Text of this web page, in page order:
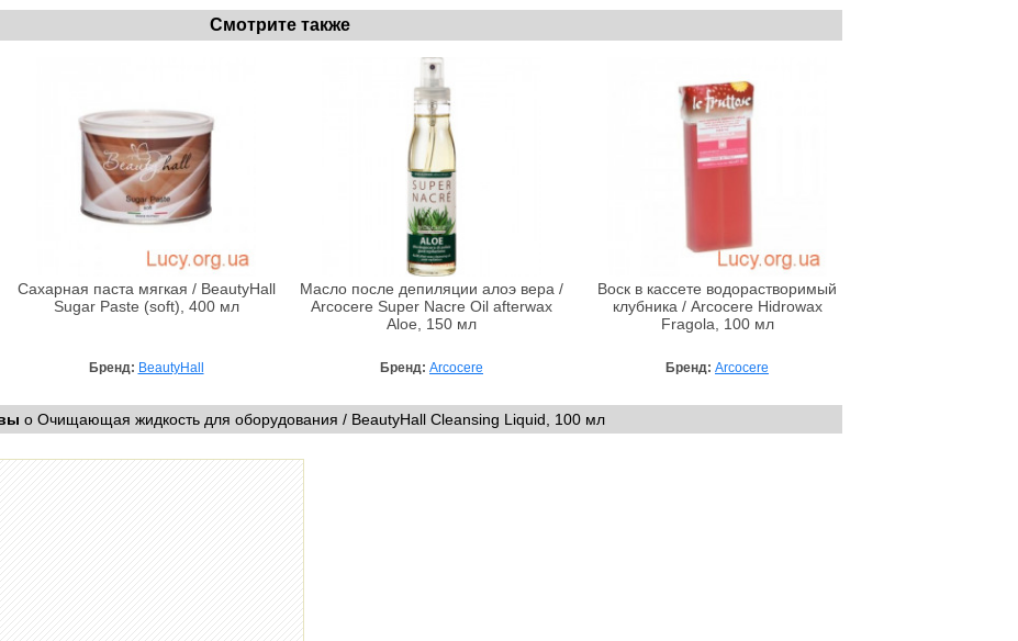
Смотрите также
Сахарная паста мягкая / BeautyHall
Sugar Paste (soft), 400 мл
Бренд: BeautyHall
Масло после депиляции алоэ вера /
Arcocere Super Nacre Oil afterwax
Aloe, 150 мл
Бренд: Arcocere
Воск в кассете водорастворимый
клубника / Arcocere Hidrowax
Fragola, 100 мл
Бренд: Arcocere
о Очищающая жидкость для оборудования / BeautyHall Cleansing Liquid, 100 мл